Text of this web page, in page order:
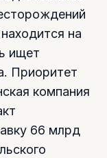
на
ищет
Приоритет
компания
66 млрд